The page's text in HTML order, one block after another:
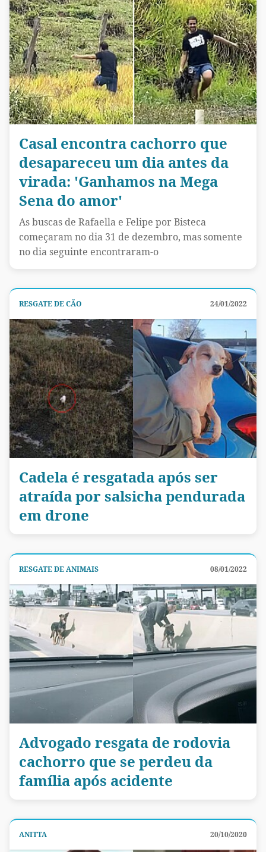
Casal encontra cachorro que
desapareceu um dia antes da
virada: 'Ganhamos na Mega
Sena do amor'
As buscas de Rafaella e Felipe por Bisteca
começaram no dia 31 de dezembro, mas somente
no dia seguinte encontraram-o
RESGATE DE CÃO 24/01/2022
Cadela é resgatada após ser
atraída por salsicha pendurada
em drone
RESGATE DE ANIMAIS 08/01/2022
Advogado resgata de rodovia
cachorro que se perdeu da
família após acidente
ANITTA 20/10/2020